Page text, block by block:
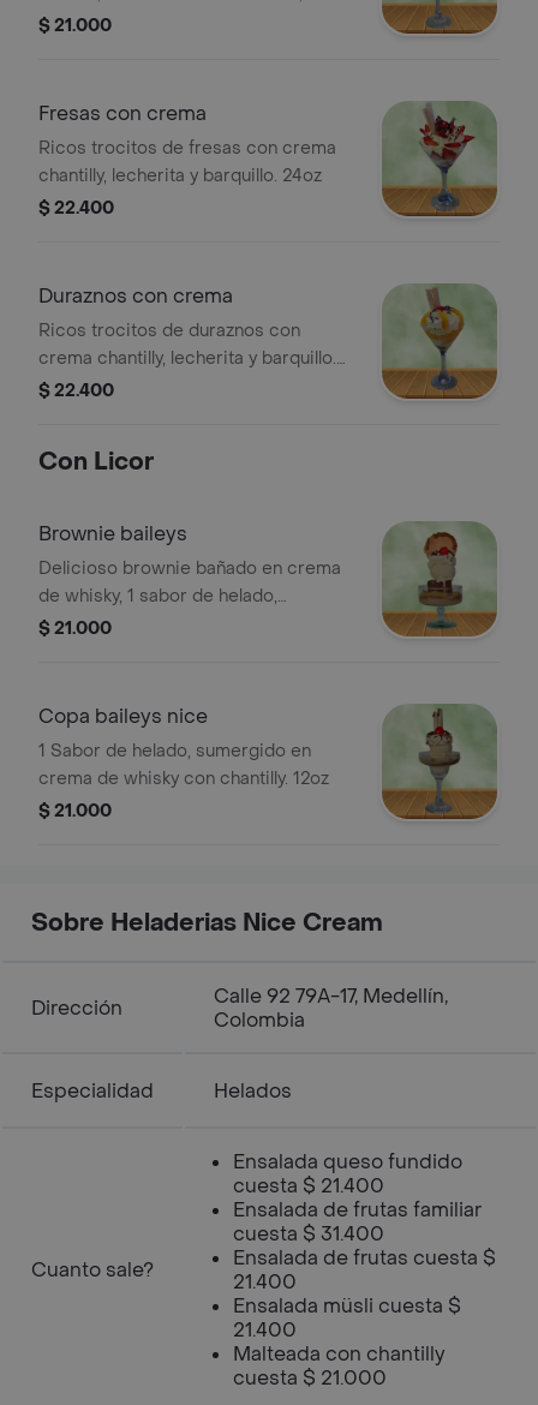
crema chantilly, lluvia de chocolate y
$ 21.000
Fresas con crema
Ricos trocitos de fresas con crema
chantilly, lecherita y barquillo. 24oz
$ 22.400
Duraznos con crema
Ricos trocitos de duraznos con
crema chantilly, lecherita y barquillo.
24 oz
$ 22.400
Con Licor
Brownie baileys
Delicioso brownie bañado en crema
de whisky, 1 sabor de helado,
lecherita, cerezas, chantilly. 12oz
$ 21.000
Copa baileys nice
1 Sabor de helado, sumergido en
crema de whisky con chantilly. 12oz
$ 21.000
Sobre Heladerias Nice Cream
Dirección
Calle 92 79A-17, Medellín,
Colombia
Especialidad Helados
Cuanto sale?
Ensalada queso fundido
cuesta $ 21.400
Ensalada de frutas familiar
cuesta $ 31.400
Ensalada de frutas cuesta $
21.400
Ensalada müsli cuesta $
21.400
Malteada con chantilly
cuesta $ 21.000